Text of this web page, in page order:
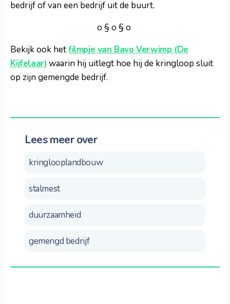
bedrijf of van een bedrijf uit de buurt.
o § o § o
Bekijk ook hetfilmpje van Bavo Verwimp (De
Kijfelaar)waarin hij uitlegt hoe hij de kringloop sluit
op zijn gemengde bedrijf.
Lees meer over
kringlooplandbouw
stalmest
duurzaamheid
gemengd bedrijf